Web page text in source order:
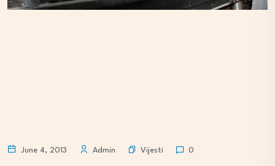
June 4, 2013 Admin Vijesti 0